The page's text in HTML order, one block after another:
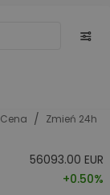
Cena / Zmień 24h
56093.00 EUR
+0.50%